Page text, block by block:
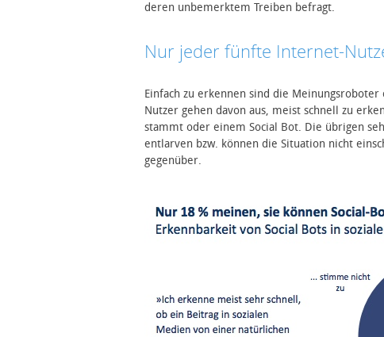
deren unbemerktem Treiben befragt.
Nur jeder fünfte Internet-
Einfach zu erkennen sind die
Nutzer gehen davon aus, meist schnell zu
stammt oder einem Social Bot. Die übrigen
entlarven bzw. können die Situation nicht
gegenüber.